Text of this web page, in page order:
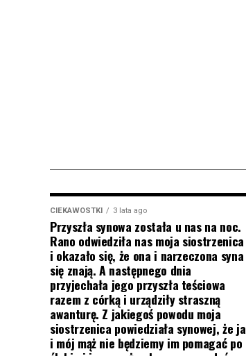
CIEKAWOSTKI 3 lata ago
Przyszła synowa została u nas na noc.
Rano odwiedziła nas moja siostrzenica
i okazało się, że ona i narzeczona syna
się znają. A następnego dnia
przyjechała jego przyszła teściowa
razem z córką i urządziły straszną
awanturę. Z jakiegoś powodu moja
siostrzenica powiedziała synowej, że ja
i mój mąż nie będziemy im pomagać po